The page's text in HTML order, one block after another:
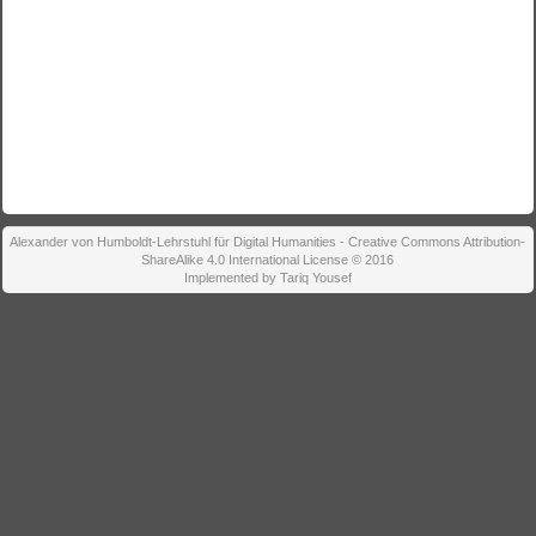
Alexander von Humboldt-Lehrstuhl für Digital Humanities - Creative Commons Attribution-
ShareAlike 4.0 International License © 2016
Implemented by Tariq Yousef